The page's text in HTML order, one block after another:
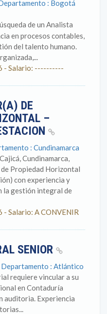
: Bogotá
de un Analista
en procesos contables,
del talento humano.
- Salario: ----------
DE
–
: Cundinamarca
Cundinamarca,
Propiedad Horizontal
con experiencia y
la gestión integral de
Salario: A CONVENIR
SENIOR
: Atlántico
requiere vincular a su
en Contaduría
auditoria. Experiencia